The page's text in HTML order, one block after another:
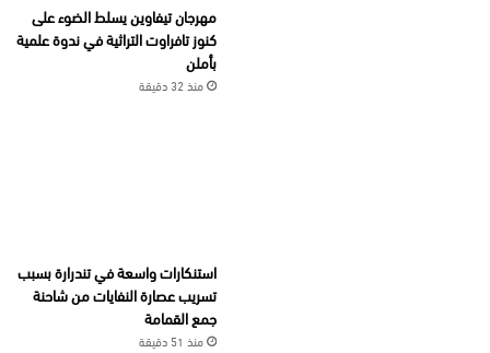
مهرجان تيفاوين يسلط الضوء على
كنوز تافراوت التراثية في ندوة علمية
بأملن
منذ 32 دقيقة
استنكارات واسعة في تندرارة بسبب
تسريب عصارة النفايات من شاحنة
جمع القمامة
منذ 51 دقيقة